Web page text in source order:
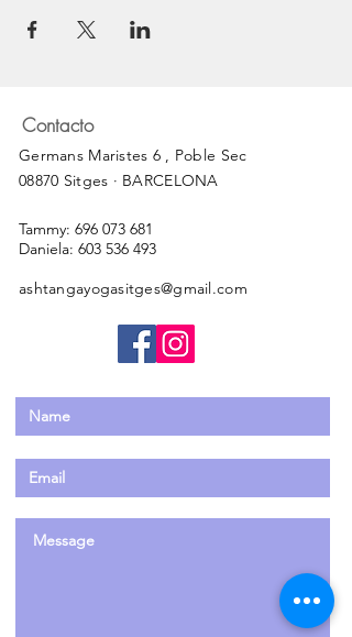
Contacto
Germans Maristes 6 , Poble Sec
08870 Sitges · BARCELONA
Tammy: 696 073 681
Daniela: 603 536 493
ashtangayogasitges@gmail.com